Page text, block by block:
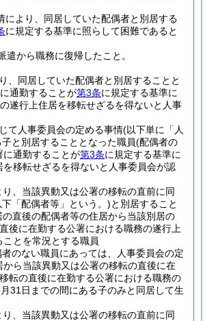
により、同居していた配偶者と別居する
に規定する基準に照らして困難であると
遣から職務に復帰したこと。
、同居していた配偶者と別居することと
通勤することが第3条に規定する基準に
遂行上住居を移転せざるを得ないと人事
て人事委員会の定める事情(以下単に「人
と別居することとなった職員(配偶者の
に通勤することが第3条に規定する基準に
移転せざるを得ないと人事委員会が認
、当該異動又は公署の移転の直前に同
「配偶者等」という。)と別居すること
の直後の配偶者等の住居から当該別居の
後に在勤する公署における職務の遂行上
とを常況とする職員
のない職員にあっては、人事委員会の定
ら当該異動又は公署の移転の直後に在
転の直後に在勤する公署における職務の
31日までの間にある子のみと同居して生
、当該異動又は公署の移転の直前に同